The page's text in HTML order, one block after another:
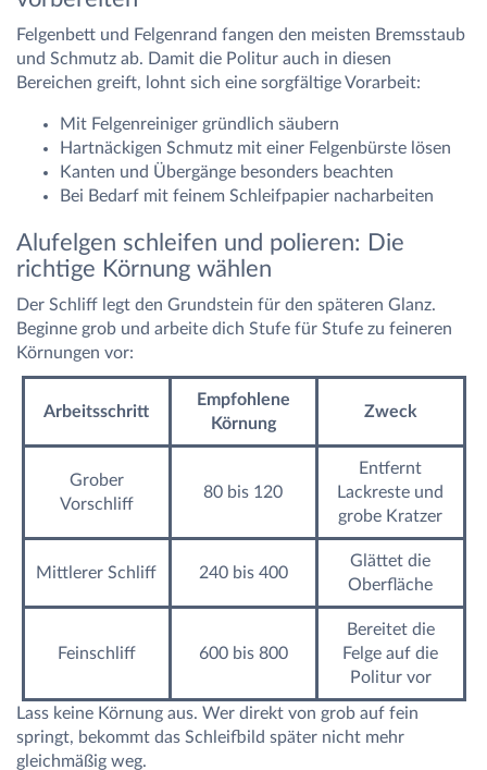
Felgenbett und Felgenrand fangen den meisten Bremsstaub
und Schmutz ab. Damit die Politur auch in diesen
Bereichen greift, lohnt sich eine sorgfältige Vorarbeit:
Mit Felgenreiniger gründlich säubern
Hartnäckigen Schmutz mit einer Felgenbürste lösen
Kanten und Übergänge besonders beachten
Bei Bedarf mit feinem Schleifpapier nacharbeiten
Alufelgen schleifen und polieren: Die
richtige Körnung wählen
Der Schliff legt den Grundstein für den späteren Glanz.
Beginne grob und arbeite dich Stufe für Stufe zu feineren
Körnungen vor:
Arbeitsschritt
Empfohlene
Körnung
Zweck
Grober
Vorschliff
80 bis 120
Entfernt
Lackreste und
grobe Kratzer
Mittlerer Schliff 240 bis 400
Glättet die
Oberfläche
Feinschliff 600 bis 800
Bereitet die
Felge auf die
Politur vor
Lass keine Körnung aus. Wer direkt von grob auf fein
springt, bekommt das Schleifbild später nicht mehr
gleichmäßig weg.